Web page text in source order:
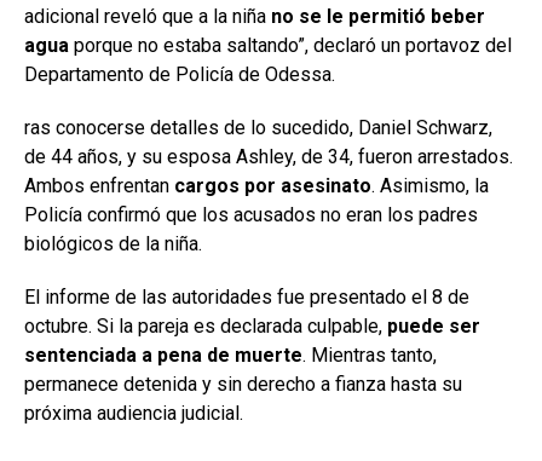
adicional reveló que a la niña no se le permitió beber
agua porque no estaba saltando”, declaró un portavoz del
Departamento de Policía de Odessa.
ras conocerse detalles de lo sucedido, Daniel Schwarz,
de 44 años, y su esposa Ashley, de 34, fueron arrestados.
Ambos enfrentan cargos por asesinato. Asimismo, la
Policía confirmó que los acusados no eran los padres
biológicos de la niña.
El informe de las autoridades fue presentado el 8 de
octubre. Si la pareja es declarada culpable, puede ser
sentenciada a pena de muerte. Mientras tanto,
permanece detenida y sin derecho a fianza hasta su
próxima audiencia judicial.